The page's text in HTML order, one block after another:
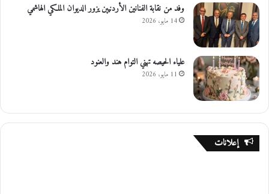
وفد من نقابة الفنانين الأردنيين يزور الديوان الملكي الهاشمي
14 مايو، 2026
علياء الحيصه تهني التوام هند والعنود
11 مايو، 2026
إعلانات